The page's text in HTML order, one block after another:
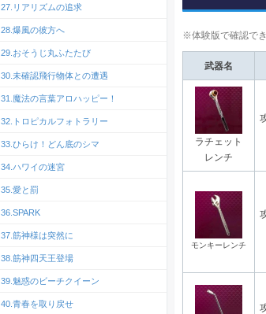
※体験版で確認で
武器名
ラチェット
レンチ
モンキーレンチ
27.リアリズムの追求
28.爆風の彼方へ
29.おそうじ丸ふたたび
30.未確認飛行物体との遭遇
31.魔法の言葉アロハッピー！
32.トロピカルフォトラリー
33.ひらけ！どん底のシマ
34.ハワイの迷宮
35.愛と罰
36.SPARK
37.筋神様は突然に
38.筋神四天王登場
39.魅惑のビーチクイーン
40.青春を取り戻せ